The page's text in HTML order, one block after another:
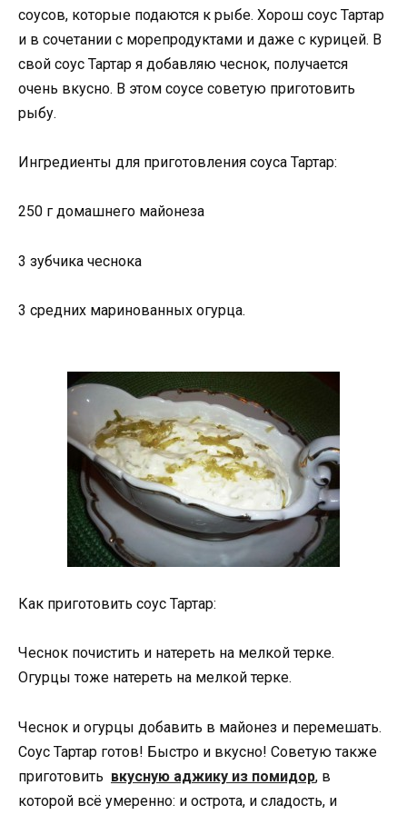
соусов, которые подаются к рыбе. Хорош соус Тартар
и в сочетании с морепродуктами и даже с курицей. В
свой соус Тартар я добавляю чеснок, получается
очень вкусно. В этом соусе советую приготовить
рыбу.
Ингредиенты для приготовления соуса Тартар:
250 г домашнего майонеза
3 зубчика чеснока
3 средних маринованных огурца.
Как приготовить соус Тартар:
Чеснок почистить и натереть на мелкой терке.
Огурцы тоже натереть на мелкой терке.
Чеснок и огурцы добавить в майонез и перемешать.
Соус Тартар готов! Быстро и вкусно! Советую также
приготовить вкусную аджику из помидор, в
которой всё умеренно: и острота, и сладость, и